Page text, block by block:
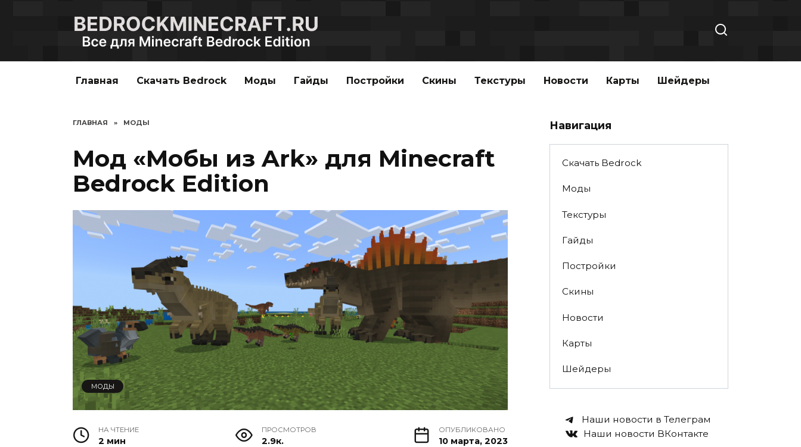
Главная Скачать Bedrock Моды Гайды Постройки Скины Текстуры Новости Карты Шейдеры
ГЛАВНАЯ » МОДЫ
Мод «Мобы из Ark» для Minecraft
Bedrock Edition
МОДЫ
НА ЧТЕНИЕ
2 мин
ПРОСМОТРОВ
2.9к.
ОПУБЛИКОВАНО
10 марта, 2023
Навигация
Скачать Bedrock
Моды
Текстуры
Гайды
Постройки
Скины
Новости
Карты
Шейдеры
Наши новости в Телеграм
Наши новости ВКонтакте